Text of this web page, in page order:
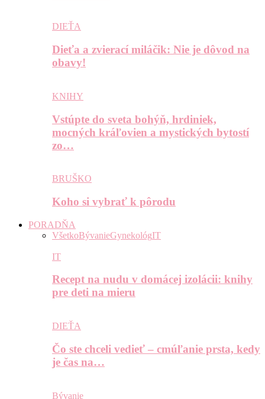
DIEŤA
Dieťa a zvierací miláčik: Nie je dôvod na
obavy!
KNIHY
Vstúpte do sveta bohýň, hrdiniek,
mocných kráľovien a mystických bytostí
zo…
BRUŠKO
Koho si vybrať k pôrodu
PORADŇA
VšetkoBývanieGynekológIT
IT
Recept na nudu v domácej izolácii: knihy
pre deti na mieru
DIEŤA
Čo ste chceli vedieť – cmúľanie prsta, kedy
je čas na…
Bývanie